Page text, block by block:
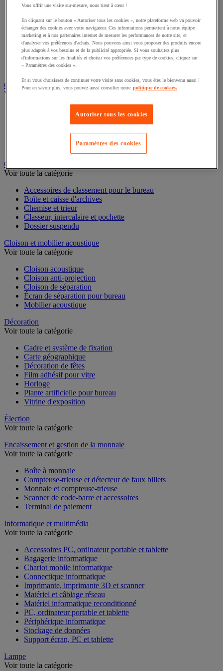
Éclairage scénique et architectural
Équipement audio et Hi-Fi
Matériel de projection et vidéoprojection
Sonorisation et enregistrement professionnels
Studio Web radio et vidéo
Système d'affichage dynamique et interactif
Télévision, lecteur DVD et Blu-ray
Chauffage, climatisation et traitement de l'air
Voir toute la catégorie
Classement et archivage
Voir toute la catégorie
Accessoires de classement pour le bureau
Boîte et caisse d'archives
Chemise et trieur
Classeur, intercalaire et pochette
Dossier suspendu
Cloison et mobilier acoustique
Voir toute la catégorie
Cloison acoustique
Cloison anti-projection
Cloison de séparation
Écran de séparation pour bureau
Mobilier acoustique
Décoration
Voir toute la catégorie
Cadre et système de fixation
Carte géographique
Décoration de fêtes
Film adhésif pour vitre
Horloge
Plante artificielle pour bureau
Vitrine d'exposition
Élection
Voir toute la catégorie
Encaissement et gestion de la monnaie
Voir toute la catégorie
Boîte à monnaie
Compteuse-trieuse et détecteur de faux billets
Monnaie et compteuse-trieuse
Scanner de code-barre et accessoires
Terminal de paiement
Informatique et multimédia
Voir toute la catégorie
Accessoires PC, ordinateur portable et tablette
Bagagerie informatique
Chariot mobile informatique
Connectique informatique
Imprimante, imprimante 3D et scanner
Matériel et câblage réseau
Matériel informatique reconditionné
PC, ordinateur portable et tablette
Périphérique informatique
Stockage de données
Support écran, PC et tablette
Lampe
Voir toute la catégorie
Vous offrir une visite sur-mesure, nous tient à cœur !
En cliquant sur le bouton « Autoriser tous les cookies », notre plateforme web va pouvoir
échanger des cookies avec votre navigateur. Ces informations permettent à notre équipe
marketing et à nos partenaires internet de mesurer les performances de notre site, et
d'analyser vos préférences d'achats. Nous pouvons ainsi vous proposer des produits encore
plus adaptés à vos besoins et de la publicité appropriée. Si vous souhaitez plus
d'informations sur les finalités et choisir vos préférences par type de cookies, cliquez sur
« Paramètres des cookies ».
Et si vous choisissez de continuer votre visite sans cookies, vous êtes le bienvenu aussi !
Pour en savoir plus, vous pouvez aussi consulter notre politique de cookies.
Autoriser tous les cookies
Paramètres des cookies